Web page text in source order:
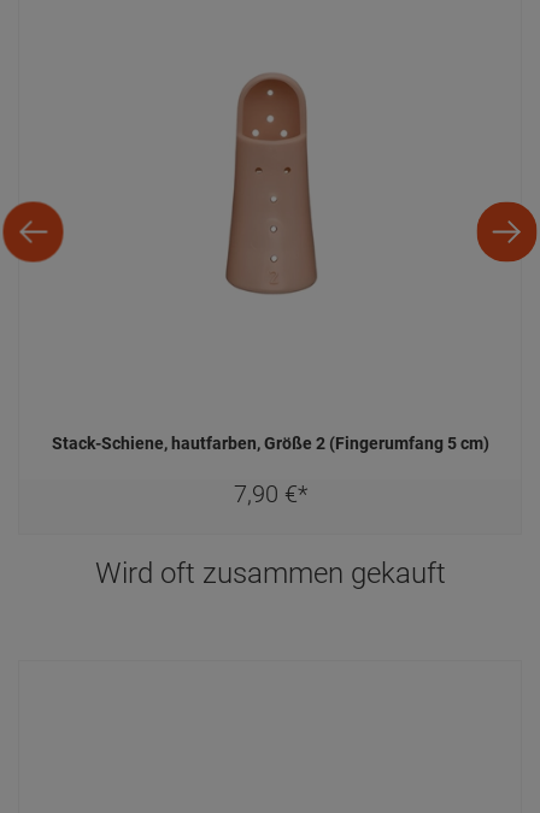
Stack-Schiene, hautfarben, Größe 2 (Fingerumfang 5 cm)
7,90 €*
Wird oft zusammen gekauft